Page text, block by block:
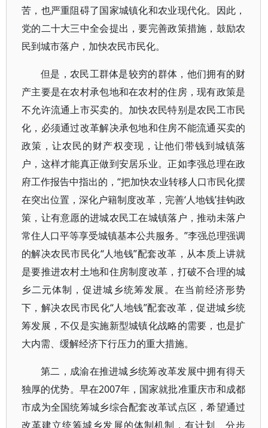
苦，也严重阻碍了国家城镇化和农业现代化。因此，
党的二十大三中全会提出，要完善政策措施，鼓励农
民到城市落户，加快农民市民化。
但是，农民工群体是较穷的群体，他们拥有的财
产主要是在农村承包地和在农村的住房，现有政策是
不允许流通上市买卖的。加快农民特别是农民工市民
化，必须通过改革解决承包地和住房不能流通买卖的
政策，让农民的财产权变现，让他们带钱到城镇落
户，这样才能真正做到安居乐业。正如李强总理在政
府工作报告中指出的，“把加快农业转移人口市民化摆
在突出位置，深化户籍制度改革，完善‘人地钱’挂钩政
策，让有意愿的进城农民工在城镇落户，推动未落户
常住人口平等享受城镇基本公共服务。”李强总理强调
的解决农民市民化“人地钱”配套改革，从本质上讲就
是要推进农村土地和住房制度改革，打破不合理的城
乡二元体制，促进城乡统筹发展。在当前经济形势
下，解决农民市民化“人地钱”配套改革，促进城乡统
筹发展，不仅是实施新型城镇化战略的需要，也是扩
大内需、缓解经济下行压力的重大措施。
第二，成渝在推进城乡统筹改革发展中拥有得天
独厚的优势。早在2007年，国家就批准重庆市和成都
市成为全国统筹城乡综合配套改革试点区，希望通过
改革建立统筹城乡发展的体制机制，有计划、分步